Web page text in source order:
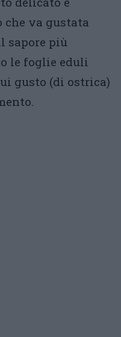
che va gustata
sapore più
le foglie eduli
gusto (di ostrica)